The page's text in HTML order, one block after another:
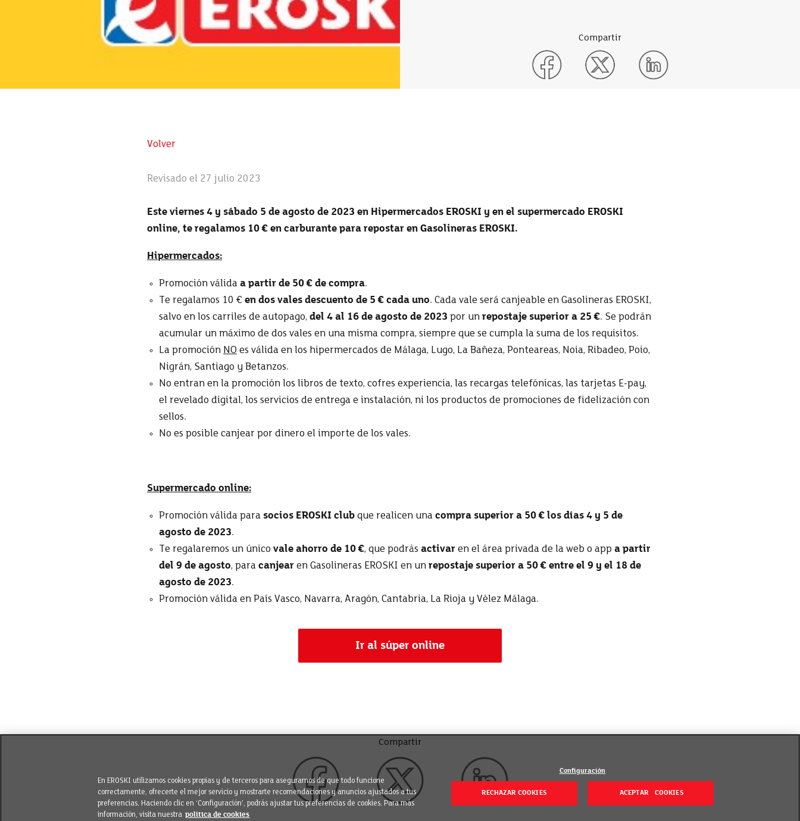
Compartir
Volver
Revisado el 27 julio 2023
Este viernes 4 y sábado 5 de agosto de 2023 en Hipermercados EROSKI y en el supermercado EROSKI
online, te regalamos 10 € en carburante para repostar en Gasolineras EROSKI.
Hipermercados:
Promoción válida a partir de 50 € de compra.
Te regalamos 10 € en dos vales descuento de 5 € cada uno. Cada vale será canjeable en Gasolineras EROSKI,
salvo en los carriles de autopago, del 4 al 16 de agosto de 2023 por un repostaje superior a 25 €. Se podrán
acumular un máximo de dos vales en una misma compra, siempre que se cumpla la suma de los requisitos.
La promoción NO es válida en los hipermercados de Málaga, Lugo, La Bañeza, Ponteareas, Noia, Ribadeo, Poio,
Nigrán, Santiago y Betanzos.
No entran en la promoción los libros de texto, cofres experiencia, las recargas telefónicas, las tarjetas E-pay,
el revelado digital, los servicios de entrega e instalación, ni los productos de promociones de fidelización con
sellos.
No es posible canjear por dinero el importe de los vales.
Supermercado online:
Promoción válida para socios EROSKI club que realicen una compra superior a 50 € los días 4 y 5 de
agosto de 2023.
Te regalaremos un único vale ahorro de 10 €, que podrás activar en el área privada de la web o app a partir
del 9 de agosto, para canjear en Gasolineras EROSKI en un repostaje superior a 50 € entre el 9 y el 18 de
agosto de 2023.
Promoción válida en País Vasco, Navarra, Aragón, Cantabria, La Rioja y Vélez Málaga.
Ir al súper online
Compartir
En EROSKI utilizamos cookies propias y de terceros para asegurarnos de que todo funcione
correctamente, ofrecerte el mejor servicio y mostrarte recomendaciones y anuncios ajustados a tus
preferencias. Haciendo clic en ‘Configuración’, podrás ajustar tus preferencias de cookies. Para más
información, visita nuestra política de cookies
Configuración
RECHAZAR COOKIES ACEPTAR COOKIES